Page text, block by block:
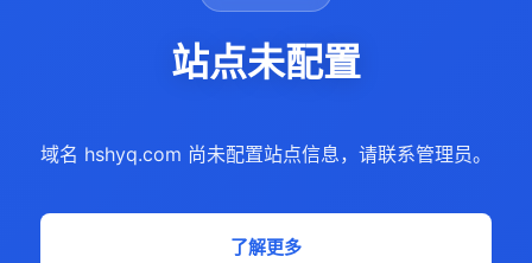
站点未配置
域名 hshyq.com 尚未配置站点信息，请联系管理员。
了解更多